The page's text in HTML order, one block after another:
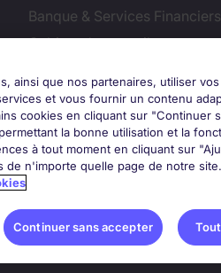
Banque & Services Financiers
Cabinet de conseil
Construction
Dirigeants
Distribution & Commerce
ainsi que nos partenaires, utiliser
et vous fournir un contenu
cookies en cliquant sur "Continuer
la bonne utilisation et la
à tout moment en cliquant sur
n'importe quelle page de notre
Continuer sans accepter